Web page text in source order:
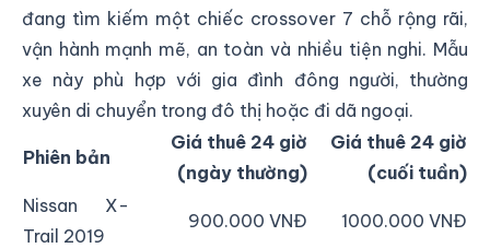
đang tìm kiếm một chiếc crossover 7 chỗ rộng rãi,
vận hành mạnh mẽ, an toàn và nhiều tiện nghi. Mẫu
xe này phù hợp với gia đình đông người, thường
xuyên di chuyển trong đô thị hoặc đi dã ngoại.
Phiên bản
Giá thuê 24 giờ
(ngày thường)
Giá thuê 24 giờ
(cuối tuần)
Nissan X-
Trail 2019
900.000 VNĐ 1000.000 VNĐ